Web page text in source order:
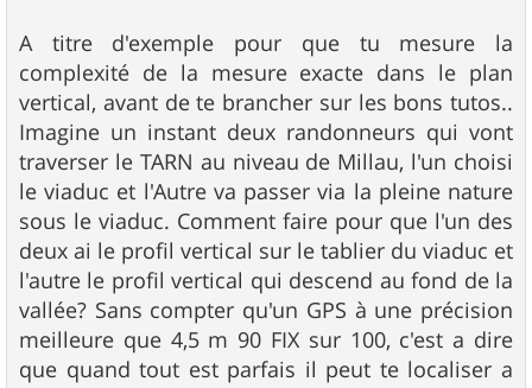
A titre d'exemple pour que tu mesure la
complexité de la mesure exacte dans le plan
vertical, avant de te brancher sur les bons tutos..
Imagine un instant deux randonneurs qui vont
traverser le TARN au niveau de Millau, l'un choisi
le viaduc et l'Autre va passer via la pleine nature
sous le viaduc. Comment faire pour que l'un des
deux ai le profil vertical sur le tablier du viaduc et
l'autre le profil vertical qui descend au fond de la
vallée? Sans compter qu'un GPS à une précision
meilleure que 4,5 m 90 FIX sur 100, c'est a dire
que quand tout est parfais il peut te localiser a